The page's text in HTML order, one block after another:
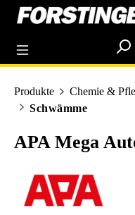
springen
Produkte Chemie &
Schwämme
APA Mega